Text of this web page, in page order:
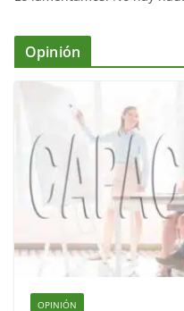
Opinión
OPINIÓN